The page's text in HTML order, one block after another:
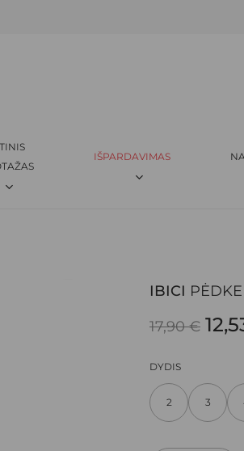
IŠPARDAVIMAS
IBICI
17,90€
DYDIS
2 3
nebus skelbiamas.
INTERNETO NARŠYKLĖJE IŠSAUGOTI VARDĄ,
KAD JŲ NEBEREIKTŲ ĮVESTI IŠ NAUJO,